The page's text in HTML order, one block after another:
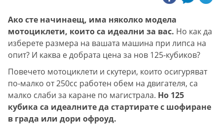
Ако сте начинаещ, има няколко модела
мотоциклети, които са идеални за вас. Но как да
изберете размера на вашата машина при липса на
опит? И каква е добрата цена за нов 125-кубиков?
Повечето мотоциклети и скутери, които осигуряват
по-малко от 250cc работен обем на двигателя, са
малко слаби за каране по магистрала. Но 125
кубика са идеалните да стартирате с шофиране
в града или дори офроуд.